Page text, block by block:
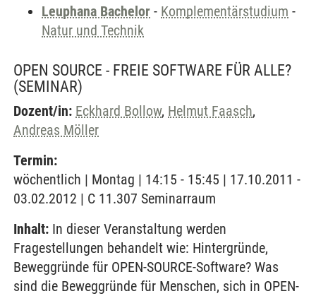
Leuphana Bachelor - Komplementärstudium -
Natur und Technik
OPEN SOURCE - FREIE SOFTWARE FÜR ALLE?
(SEMINAR)
Dozent/in: Eckhard Bollow, Helmut Faasch,
Andreas Möller
Termin:
wöchentlich | Montag | 14:15 - 15:45 | 17.10.2011 -
03.02.2012 | C 11.307 Seminarraum
Inhalt: In dieser Veranstaltung werden
Fragestellungen behandelt wie: Hintergründe,
Beweggründe für OPEN-SOURCE-Software? Was
sind die Beweggründe für Menschen, sich in OPEN-